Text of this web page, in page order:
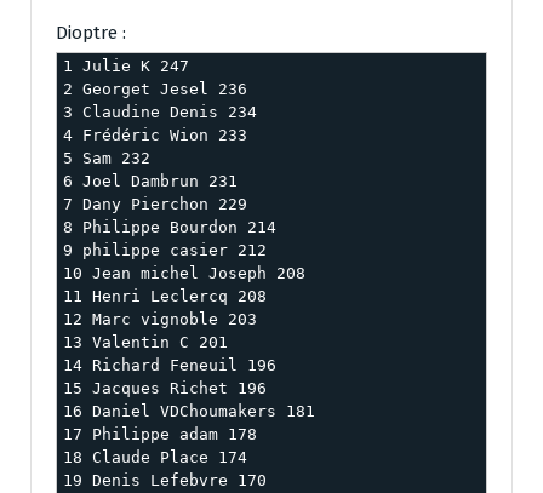
Dioptre :
1 Julie K 247
2 Georget Jesel 236
3 Claudine Denis 234
4 Frédéric Wion 233
5 Sam 232
6 Joel Dambrun 231
7 Dany Pierchon 229
8 Philippe Bourdon 214
9 philippe casier 212
10 Jean michel Joseph 208
11 Henri Leclercq 208
12 Marc vignoble 203
13 Valentin C 201
14 Richard Feneuil 196
15 Jacques Richet 196
16 Daniel VDChoumakers 181
17 Philippe adam 178
18 Claude Place 174
19 Denis Lefebvre 170